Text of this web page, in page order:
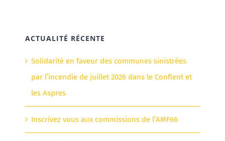
ACTUALITÉ RÉCENTE
Solidarité en faveur des communes sinistrées
par l’incendie de juillet 2026 dans le Conflent et
les Aspres
Inscrivez vous aux commissions de l’AMF66